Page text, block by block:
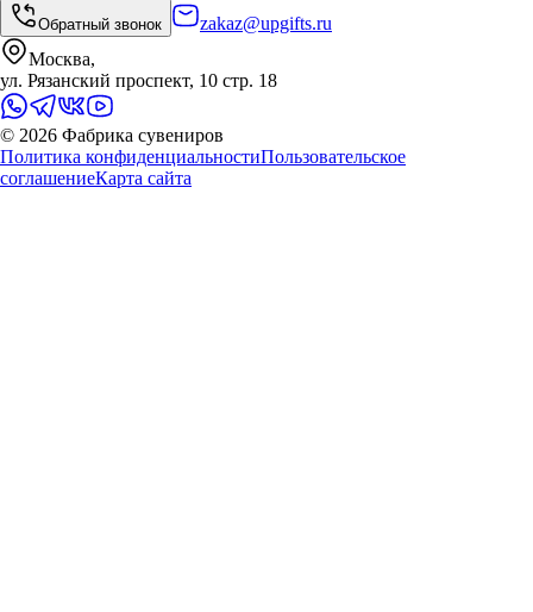
Обратный звонок
zakaz@upgifts.ru
Москва,
ул. Рязанский проспект, 10 стр. 18
© 2026 Фабрика сувениров
Политика конфиденциальностиПользовательское
соглашениеКарта сайта